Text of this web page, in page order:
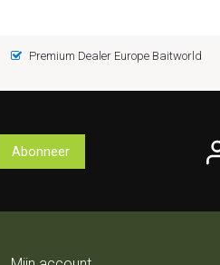
Premium Dealer Europe Baitworld
Abonneer